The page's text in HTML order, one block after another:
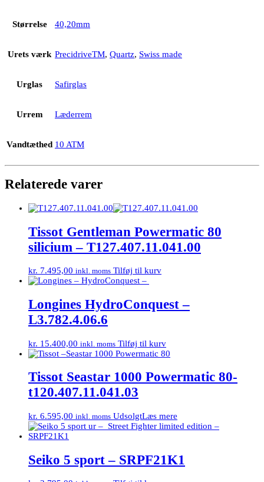
Størrelse 40,20mm
Urets værk PrecidriveTM, Quartz, Swiss made
Urglas Safirglas
Urrem Læderrem
Vandtæthed 10 ATM
Relaterede varer
Tissot Gentleman Powermatic 80
silicium – T127.407.11.041.00
kr. 7.495,00 inkl. moms Tilføj til kurv
Longines HydroConquest –
L3.782.4.06.6
kr. 15.400,00 inkl. moms Tilføj til kurv
Tissot Seastar 1000 Powermatic 80-
t120.407.11.041.03
kr. 6.595,00 inkl. moms UdsolgtLæs mere
Seiko 5 sport – SRPF21K1